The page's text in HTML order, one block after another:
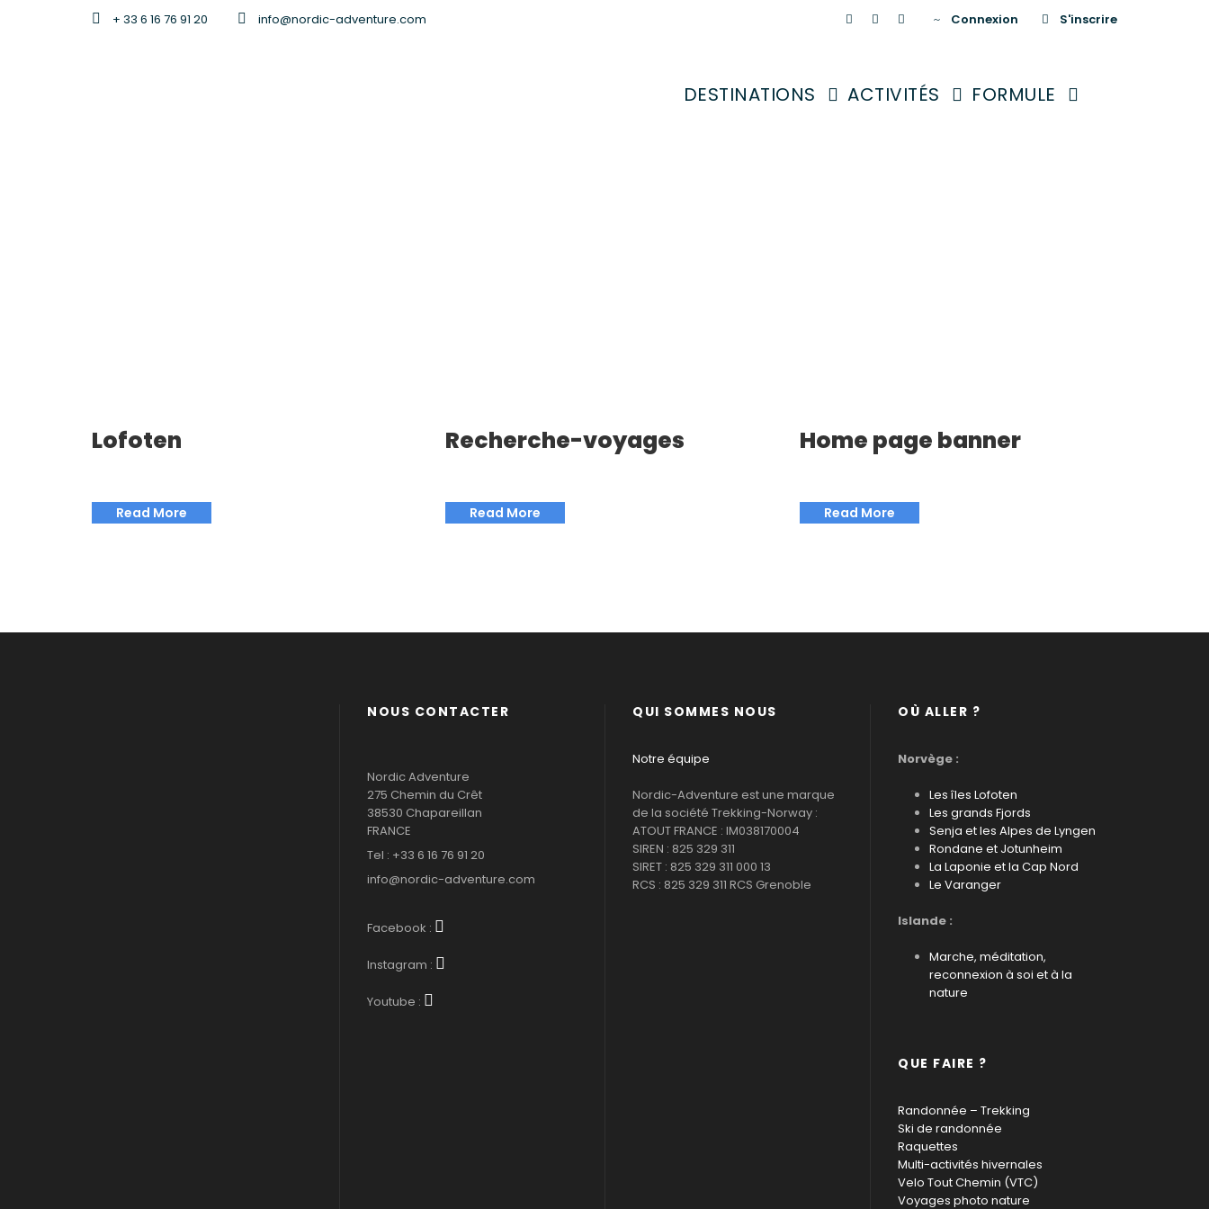
+ 33 6 16 76 91 20 info@nordic-adventure.com Connexion S'inscrire
DESTINATIONS ACTIVITÉS FORMULE
Lofoten
Read More
Recherche-voyages
Read More
Home page banner
Read More
NOUS CONTACTER
Nordic Adventure
275 Chemin du Crêt
38530 Chapareillan
FRANCE
Tel : +33 6 16 76 91 20
info@nordic-adventure.com
Facebook :
Instagram :
Youtube :
QUI SOMMES NOUS
Notre équipe
Nordic-Adventure est une marque
de la société Trekking-Norway :
ATOUT FRANCE : IM038170004
SIREN : 825 329 311
SIRET : 825 329 311 000 13
RCS : 825 329 311 RCS Grenoble
OÙ ALLER ?
Norvège :
Les îles Lofoten
Les grands Fjords
Senja et les Alpes de Lyngen
Rondane et Jotunheim
La Laponie et la Cap Nord
Le Varanger
Islande :
Marche, méditation,
reconnexion à soi et à la
nature
QUE FAIRE ?
Randonnée – Trekking
Ski de randonnée
Raquettes
Multi-activités hivernales
Velo Tout Chemin (VTC)
Voyages photo nature